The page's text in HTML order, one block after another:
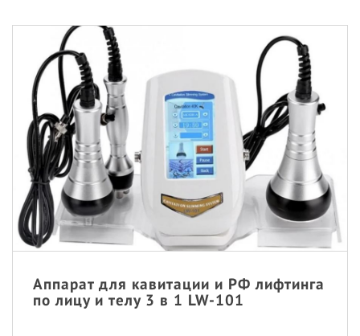
Аппарат для кавитации и РФ лифтинга
по лицу и телу 3 в 1 LW-101